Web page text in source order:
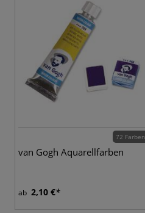
72 Farben
van Gogh Aquarellfarben
ab 2,10 €